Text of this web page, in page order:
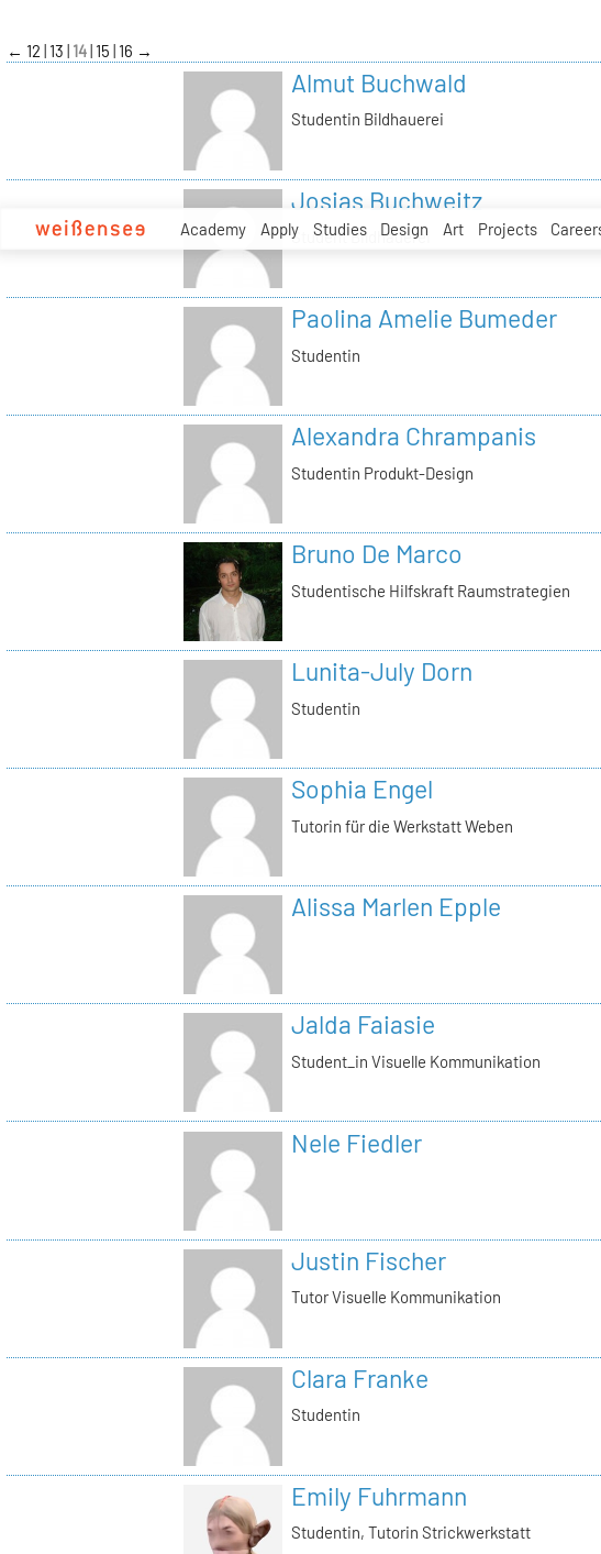
Academy Apply Studies Design Art Projects
← 12 13 14 15 16 →
Almut Buchwald
Studentin Bildhauerei
Josias Buchweitz
Student Bildhauerei
Paolina Amelie Bumeder
Studentin
Alexandra Chrampanis
Studentin Produkt-Design
Bruno De Marco
Studentische Hilfskraft Raumstrategien
Lunita-July Dorn
Studentin
Sophia Engel
Tutorin für die Werkstatt Weben
Alissa Marlen Epple
Jalda Faiasie
Student_in Visuelle Kommunikation
Nele Fiedler
Justin Fischer
Tutor Visuelle Kommunikation
Clara Franke
Studentin
Emily Fuhrmann
Studentin, Tutorin Strickwerkstatt